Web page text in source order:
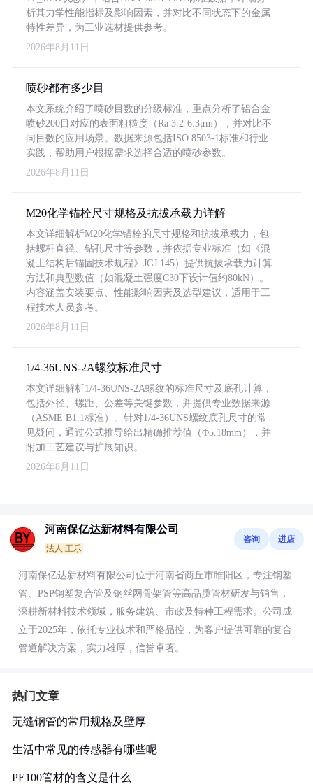
析其力学性能指标及影响因素，并对比不同状态下的金属
特性差异，为工业选材提供参考。
2026年8月11日
喷砂都有多少目
本文系统介绍了喷砂目数的分级标准，重点分析了铝合金
喷砂200目对应的表面粗糙度（Ra 3.2-6.3μm），并对比不
同目数的应用场景。数据来源包括ISO 8503-1标准和行业
实践，帮助用户根据需求选择合适的喷砂参数。
2026年8月11日
M20化学锚栓尺寸规格及抗拔承载力详解
本文详细解析M20化学锚栓的尺寸规格和抗拔承载力，包
括螺杆直径、钻孔尺寸等参数，并依据专业标准（如《混
凝土结构后锚固技术规程》JGJ 145）提供抗拔承载力计算
方法和典型数值（如混凝土强度C30下设计值约80kN）。
内容涵盖安装要点、性能影响因素及选型建议，适用于工
程技术人员参考。
2026年8月11日
1/4-36UNS-2A螺纹标准尺寸
本文详细解析1/4-36UNS-2A螺纹的标准尺寸及底孔计算，
包括外径、螺距、公差等关键参数，并提供专业数据来源
（ASME B1.1标准）。针对1/4-36UNS螺纹底孔尺寸的常
见疑问，通过公式推导给出精确推荐值（Φ5.18mm），并
附加工艺建议与扩展知识。
2026年8月11日
河南保亿达新材料有限公司
法人:王乐
咨询 进店
河南保亿达新材料有限公司位于河南省商丘市睢阳区，专注钢塑
管、PSP钢塑复合管及钢丝网骨架管等高品质管材研发与销售，
深耕新材料技术领域，服务建筑、市政及特种工程需求。公司成
立于2025年，依托专业技术和严格品控，为客户提供可靠的复合
管道解决方案，实力雄厚，信誉卓著。
热门文章
无缝钢管的常用规格及壁厚
生活中常见的传感器有哪些呢
PE100管材的含义是什么